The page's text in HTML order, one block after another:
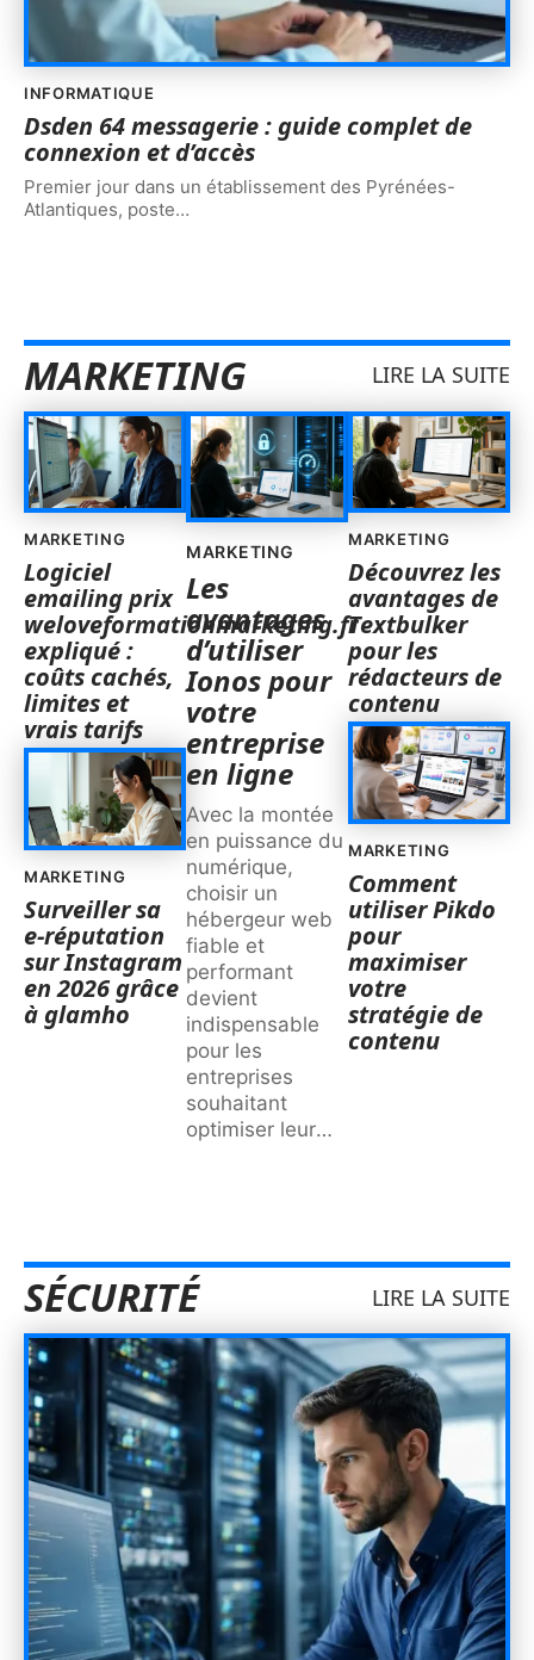
INFORMATIQUE
Dsden 64 messagerie : guide complet de
connexion et d’accès
Premier jour dans un établissement des Pyrénées-
Atlantiques, poste…
MARKETING LIRE LA SUITE
MARKETING
Logiciel
emailing prix
weloveformationmarketing.fr
expliqué :
coûts cachés,
limites et
vrais tarifs
MARKETING
Surveiller sa
e-réputation
sur Instagram
en 2026 grâce
à glamho
MARKETING
Les
avantages
d’utiliser
Ionos pour
votre
entreprise
en ligne
Avec la montée
en puissance du
numérique,
choisir un
hébergeur web
fiable et
performant
devient
indispensable
pour les
entreprises
souhaitant
optimiser leur…
MARKETING
Découvrez les
avantages de
Textbulker
pour les
rédacteurs de
contenu
MARKETING
Comment
utiliser Pikdo
pour
maximiser
votre
stratégie de
contenu
SÉCURITÉ LIRE LA SUITE